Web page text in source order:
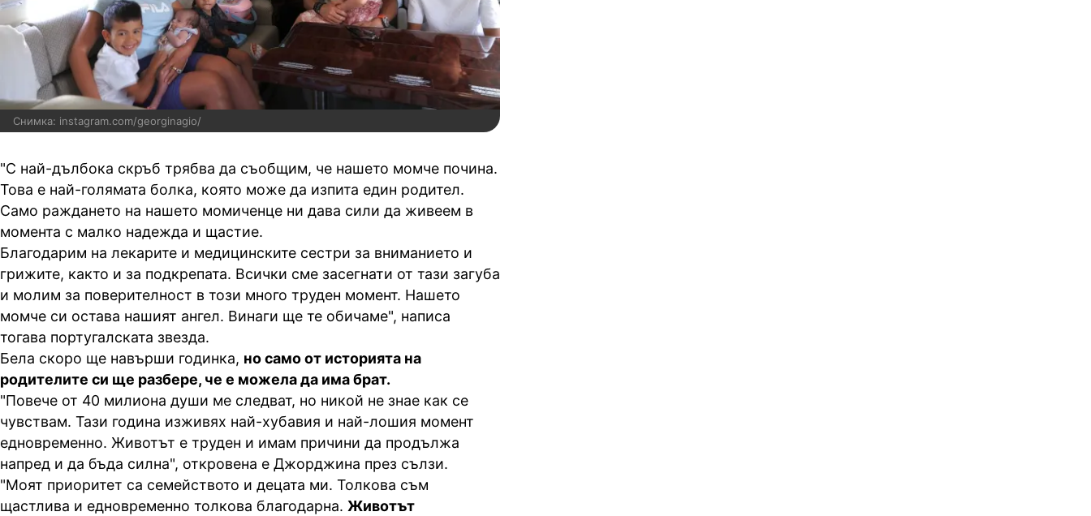
Снимка: instagram.com/georginagio/
"С най-дълбока скръб трябва да съобщим, че нашето момче почина.
Това е най-голямата болка, която може да изпита един родител.
Само раждането на нашето момиченце ни дава сили да живеем в
момента с малко надежда и щастие.
Благодарим на лекарите и медицинските сестри за вниманието и
грижите, както и за подкрепата. Всички сме засегнати от тази загуба
и молим за поверителност в този много труден момент. Нашето
момче си остава нашият ангел. Винаги ще те обичаме", написа
тогава португалската звезда.
Бела скоро ще навърши годинка, но само от историята на
родителите си ще разбере, че е можела да има брат.
"Повече от 40 милиона души ме следват, но никой не знае как се
чувствам. Тази година изживях най-хубавия и най-лошия момент
едновременно. Животът е труден и имам причини да продължа
напред и да бъда силна", откровена е Джорджина през сълзи.
"Моят приоритет са семейството и децата ми. Толкова съм
щастлива и едновременно толкова благодарна. Животът